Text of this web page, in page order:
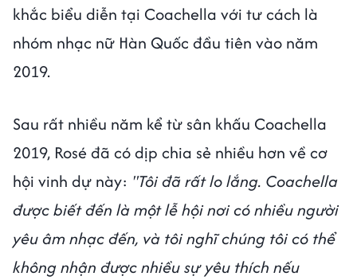
khắc biểu diễn tại Coachella với tư cách là
nhóm nhạc nữ Hàn Quốc đầu tiên vào năm
2019.
Sau rất nhiều năm kể từ sân khấu Coachella
2019, Rosé đã có dịp chia sẻ nhiều hơn về cơ
hội vinh dự này: "Tôi đã rất lo lắng. Coachella
được biết đến là một lễ hội nơi có nhiều người
yêu âm nhạc đến, và tôi nghĩ chúng tôi có thể
không nhận được nhiều sự yêu thích nếu